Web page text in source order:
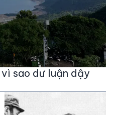
vì sao dư luận dậy